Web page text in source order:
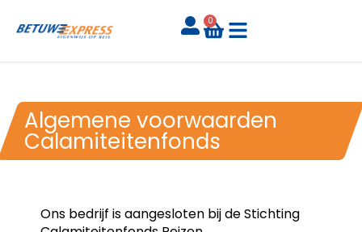
0
Algemene voorwaarden
Calamiteitenfonds
Ons bedrijf is aangesloten bij de Stichting